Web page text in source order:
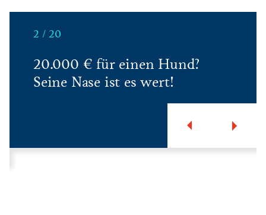
2 / 20
20.000 € für einen Hund?
Seine Nase ist es wert!